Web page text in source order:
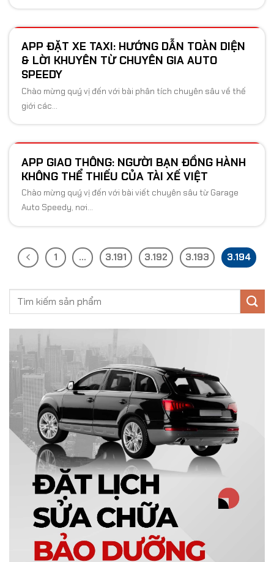
APP ĐẶT XE TAXI: HƯỚNG DẪN TOÀN DIỆN
& LỜI KHUYÊN TỪ CHUYÊN GIA AUTO
SPEEDY
Chào mừng quý vị đến với bài phân tích chuyên sâu về thế
giới các...
APP GIAO THÔNG: NGƯỜI BẠN ĐỒNG HÀNH
KHÔNG THỂ THIẾU CỦA TÀI XẾ VIỆT
Chào mừng quý vị đến với bài viết chuyên sâu từ Garage
Auto Speedy, nơi...
1 … 3.191 3.192 3.193 3.194